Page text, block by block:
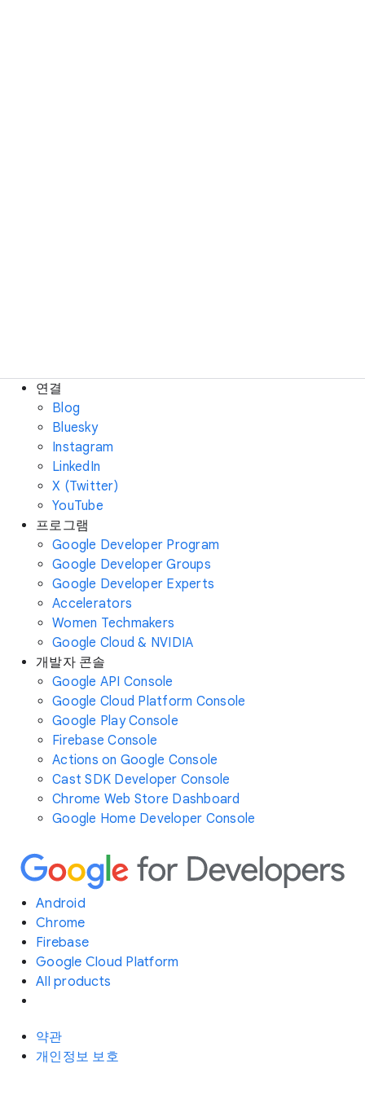
연결
Blog
Bluesky
Instagram
LinkedIn
X (Twitter)
YouTube
프로그램
Google Developer Program
Google Developer Groups
Google Developer Experts
Accelerators
Women Techmakers
Google Cloud & NVIDIA
개발자 콘솔
Google API Console
Google Cloud Platform Console
Google Play Console
Firebase Console
Actions on Google Console
Cast SDK Developer Console
Chrome Web Store Dashboard
Google Home Developer Console
Android
Chrome
Firebase
Google Cloud Platform
All products
약관
개인정보 보호